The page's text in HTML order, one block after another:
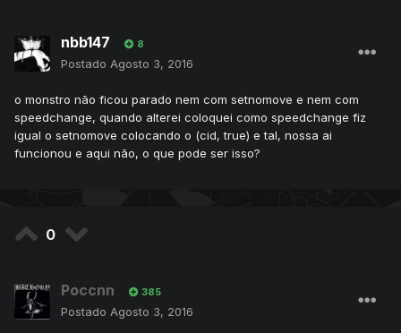
== name then
return false
elseif isMonster(cid) and getCreatureName(cid):lower() ==
name and isPlayer(target) and getCreatureStorage(target,
storage) < 0 then
return false
end
return true
== name and isPlayer(cid) and getCreatureStorage(cid,
end
return true
nbb147 8
Postado Agosto 3, 2016
o monstro não ficou parado nem com setnomove e nem com
speedchange, quando alterei coloquei como speedchange fiz
igual o setnomove colocando o (cid, true) e tal, nossa ai
funcionou e aqui não, o que pode ser isso?
0
Poccnn 385
Postado Agosto 3, 2016